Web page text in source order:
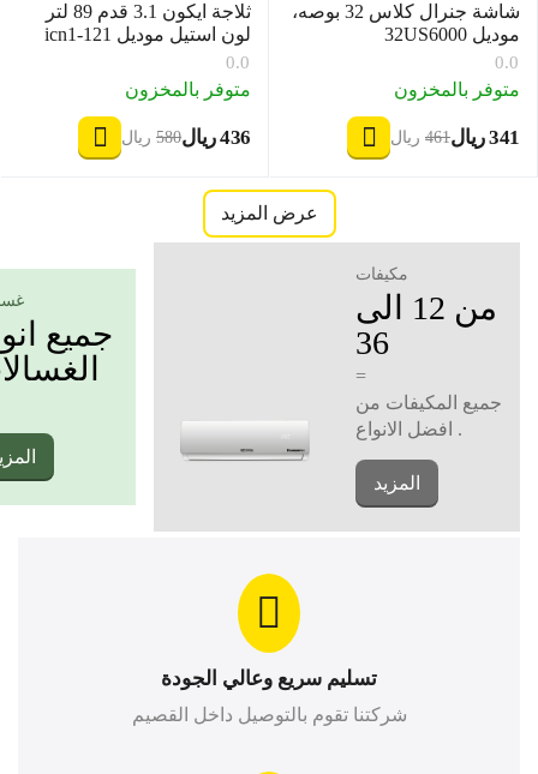
شاشة جنرال كلاس 32 بوصه،
موديل 32US6000
0.0
متوفر بالمخزون
ريال ‎‍341‍ ريال ‎‍461‍
ثلاجة ايكون 3.1 قدم 89 لتر
لون استيل موديل icn1-121
0.0
متوفر بالمخزون
ريال ‎‍436‍ ريال ‎‍580‍
عرض المزيد
مكيفات
من 12 الى
36
=
جميع المكيفات من
افضل الانواع .
المزيد
جميع
تسليم سريع وعالي الجودة
شركتنا تقوم بالتوصيل داخل القصيم